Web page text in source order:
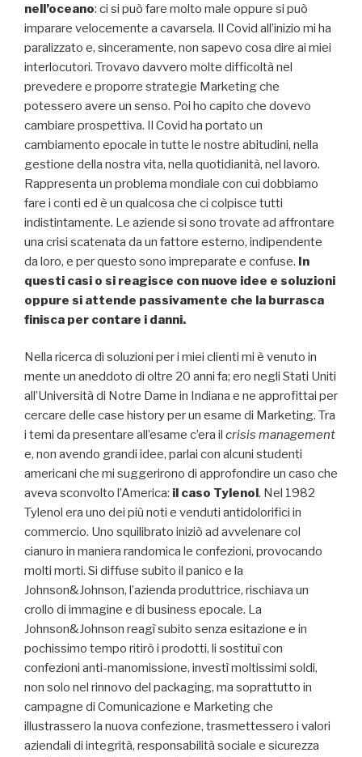
nell’oceano: ci si può fare molto male oppure si può
imparare velocemente a cavarsela. Il Covid all’inizio mi ha
paralizzato e, sinceramente, non sapevo cosa dire ai miei
interlocutori. Trovavo davvero molte difficoltà nel
prevedere e proporre strategie Marketing che
potessero avere un senso. Poi ho capito che dovevo
cambiare prospettiva. Il Covid ha portato un
cambiamento epocale in tutte le nostre abitudini, nella
gestione della nostra vita, nella quotidianità, nel lavoro.
Rappresenta un problema mondiale con cui dobbiamo
fare i conti ed è un qualcosa che ci colpisce tutti
indistintamente. Le aziende si sono trovate ad affrontare
una crisi scatenata da un fattore esterno, indipendente
da loro, e per questo sono impreparate e confuse. In
questi casi o si reagisce con nuove idee e soluzioni
oppure si attende passivamente che la burrasca
finisca per contare i danni.
Nella ricerca di soluzioni per i miei clienti mi è venuto in
mente un aneddoto di oltre 20 anni fa; ero negli Stati Uniti
all’Università di Notre Dame in Indiana e ne approfittai per
cercare delle case history per un esame di Marketing. Tra
i temi da presentare all’esame c’era il crisis management
e, non avendo grandi idee, parlai con alcuni studenti
americani che mi suggerirono di approfondire un caso che
aveva sconvolto l’America: il caso Tylenol. Nel 1982
Tylenol era uno dei più noti e venduti antidolorifici in
commercio. Uno squilibrato iniziò ad avvelenare col
cianuro in maniera randomica le confezioni, provocando
molti morti. Si diffuse subito il panico e la
Johnson&Johnson, l’azienda produttrice, rischiava un
crollo di immagine e di business epocale. La
Johnson&Johnson reagì subito senza esitazione e in
pochissimo tempo ritirò i prodotti, li sostituì con
confezioni anti-manomissione, investì moltissimi soldi,
non solo nel rinnovo del packaging, ma soprattutto in
campagne di Comunicazione e Marketing che
illustrassero la nuova confezione, trasmettessero i valori
aziendali di integrità, responsabilità sociale e sicurezza